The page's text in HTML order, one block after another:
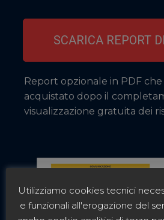
SCARICA REPORT
Report opzionale in PDF
acquistato dopo il
visualizzazione gratuita dei
Utilizziamo cookies tecnici
e funzionali all'erogazione del